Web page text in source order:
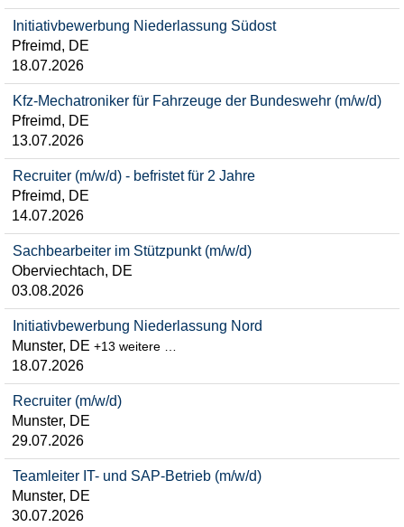
Initiativbewerbung Niederlassung Südost
Pfreimd, DE
18.07.2026
Kfz-Mechatroniker für Fahrzeuge der Bundeswehr (m/w/d)
Pfreimd, DE
13.07.2026
Recruiter (m/w/d) - befristet für 2 Jahre
Pfreimd, DE
14.07.2026
Sachbearbeiter im Stützpunkt (m/w/d)
Oberviechtach, DE
03.08.2026
Initiativbewerbung Niederlassung Nord
Munster, DE +13 weitere …
18.07.2026
Recruiter (m/w/d)
Munster, DE
29.07.2026
Teamleiter IT- und SAP-Betrieb (m/w/d)
Munster, DE
30.07.2026